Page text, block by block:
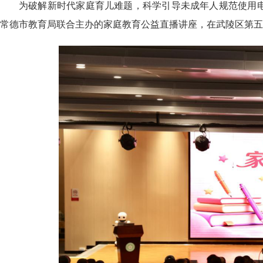
为破解新时代家庭育儿难题，科学引导未成年人规范使
常德市教育局联合主办的家庭教育公益直播讲座，在武陵区第